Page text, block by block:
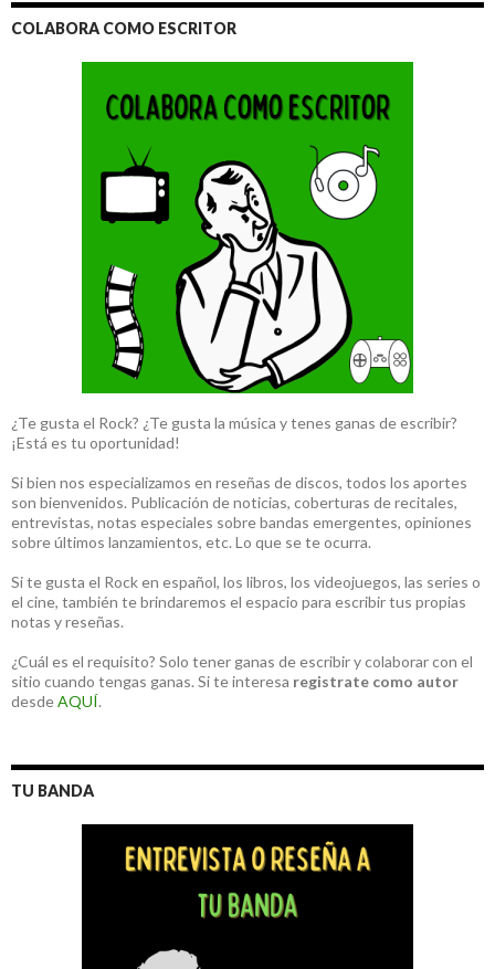
COLABORA COMO ESCRITOR
¿Te gusta el Rock? ¿Te gusta la música y tenes ganas de escribir?
¡Está es tu oportunidad!
Si bien nos especializamos en reseñas de discos, todos los aportes
son bienvenidos. Publicación de noticias, coberturas de recitales,
entrevistas, notas especiales sobre bandas emergentes, opiniones
sobre últimos lanzamientos, etc. Lo que se te ocurra.
Si te gusta el Rock en español, los libros, los videojuegos, las series o
el cine, también te brindaremos el espacio para escribir tus propias
notas y reseñas.
¿Cuál es el requisito? Solo tener ganas de escribir y colaborar con el
sitio cuando tengas ganas. Si te interesa registrate como autor
desdeAQUÍ.
TU BANDA